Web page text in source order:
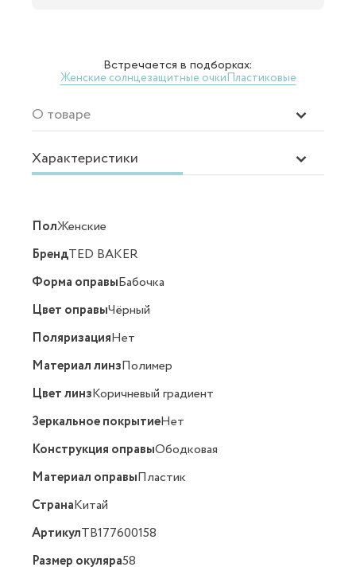
Встречается в подборках:
Женские солнцезащитные очкиПластиковые
О товаре
Характеристики
ПолЖенские
БрендTED BAKER
Форма оправыБабочка
Цвет оправыЧёрный
ПоляризацияНет
Материал линзПолимер
Цвет линзКоричневый градиент
Зеркальное покрытиеНет
Конструкция оправыОбодковая
Материал оправыПластик
СтранаКитай
АртикулTB177600158
Размер окуляра58